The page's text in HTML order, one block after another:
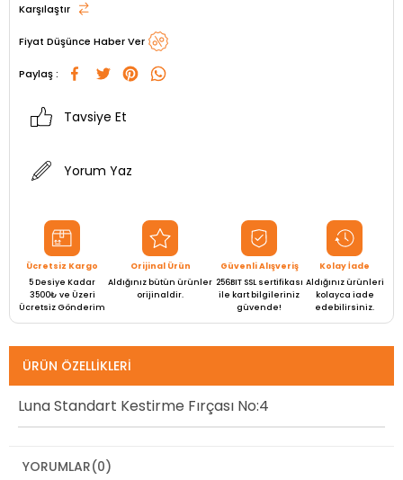
Karşılaştır
Fiyat Düşünce Haber Ver
Paylaş :
Tavsiye Et
Yorum Yaz
Ücretsiz Kargo
5 Desiye Kadar
3500₺ ve Üzeri
Ücretsiz Gönderim
Orijinal Ürün
Aldığınız bütün ürünler
orijinaldir.
Güvenli Alışveriş
256BIT SSL sertifikası
ile kart bilgileriniz
güvende!
Kolay İade
Aldığınız ürünleri
kolayca iade
edebilirsiniz.
ÜRÜN ÖZELLIKLERI
Luna Standart Kestirme Fırçası No:4
YORUMLAR(0)